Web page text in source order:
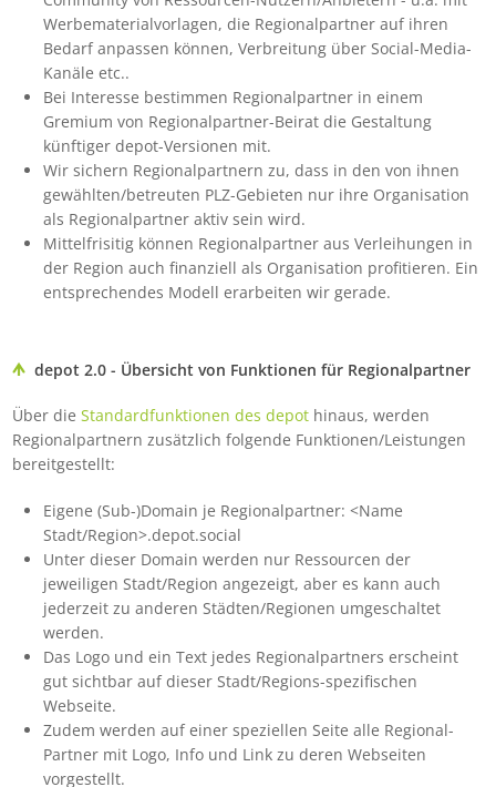
Werbematerialvorlagen, die Regionalpartner auf ihren
Bedarf anpassen können, Verbreitung über Social-Media-
Kanäle etc..
Bei Interesse bestimmen Regionalpartner in einem
Gremium von Regionalpartner-Beirat die Gestaltung
künftiger depot-Versionen mit.
Wir sichern Regionalpartnern zu, dass in den von ihnen
gewählten/betreuten PLZ-Gebieten nur ihre Organisation
als Regionalpartner aktiv sein wird.
Mittelfrisitig können Regionalpartner aus Verleihungen in
der Region auch finanziell als Organisation profitieren. Ein
entsprechendes Modell erarbeiten wir gerade.
depot 2.0 - Übersicht von Funktionen für Regionalpartner
Über die Standardfunktionen des depothinaus, werden
Regionalpartnern zusätzlich folgende Funktionen/Leistungen
bereitgestellt:
Eigene (Sub-)Domain je Regionalpartner: <Name
Stadt/Region>.depot.social
Unter dieser Domain werden nur Ressourcen der
jeweiligen Stadt/Region angezeigt, aber es kann auch
jederzeit zu anderen Städten/Regionen umgeschaltet
werden.
Das Logo und ein Text jedes Regionalpartners erscheint
gut sichtbar auf dieser Stadt/Regions-spezifischen
Webseite.
Zudem werden auf einer speziellen Seite alle Regional-
Partner mit Logo, Info und Link zu deren Webseiten
vorgestellt.